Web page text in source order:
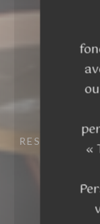
«
RESTAURANT